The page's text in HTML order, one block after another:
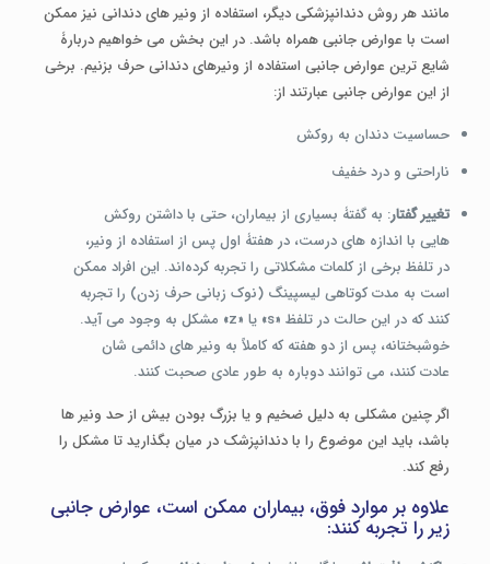
مانند هر روش دندانپزشکی دیگر، استفاده از ونیر های دندانی نیز ممکن
است با عوارض جانبی همراه باشد. در این بخش می خواهیم دربارۀ
شایع ترین عوارض جانبی استفاده از ونیرهای دندانی حرف بزنیم. برخی
از این عوارض جانبی عبارتند از:
حساسیت دندان به روکش
ناراحتی و درد خفیف
تغییر گفتار: به گفتۀ بسیاری از بیماران، حتی با داشتن روکش
هایی با اندازه های درست، در هفتۀ اول پس از استفاده از ونیر،
در تلفظ برخی از کلمات مشکلاتی را تجربه کرده‌اند. این افراد ممکن
است به مدت کوتاهی لیسپینگ (نوک زبانی حرف زدن) را تجربه
کنند که در این حالت در تلفظ «s» یا «z» مشکل به وجود می آید.
خوشبختانه، پس از دو هفته که کاملاً به ونیر های دائمی شان
عادت کنند، می توانند دوباره به طور عادی صحبت کنند.
اگر چنین مشکلی به دلیل ضخیم و یا بزرگ بودن بیش از حد ونیر ها
باشد، باید این موضوع را با دندانپزشک در میان بگذارید تا مشکل را
رفع کند.
علاوه بر موارد فوق، بیماران ممکن است، عوارض جانبی
زیر را تجربه کنند: